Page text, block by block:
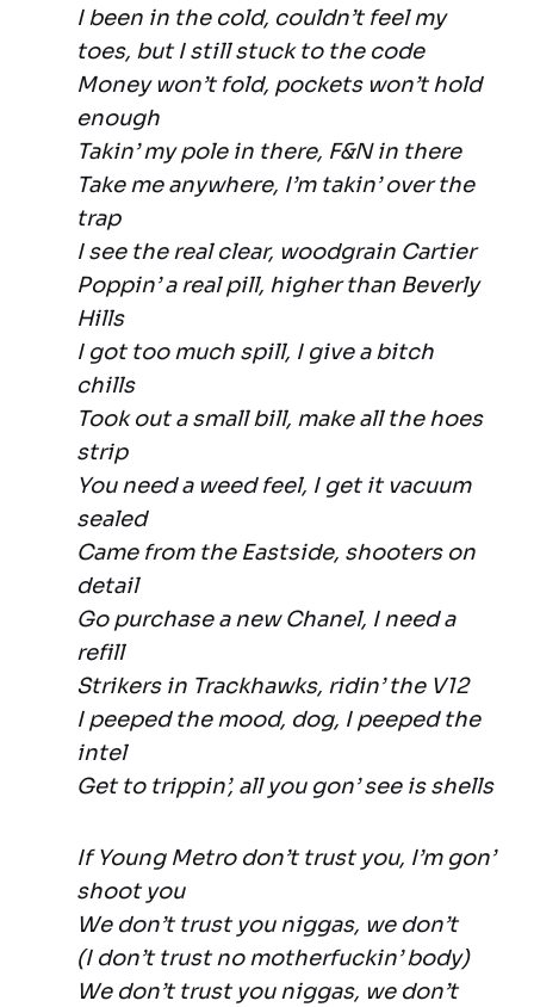
I been in the cold, couldn’t feel my
toes, but I still stuck to the code
Money won’t fold, pockets won’t hold
enough
Takin’ my pole in there, F&N in there
Take me anywhere, I’m takin’ over the
trap
I see the real clear, woodgrain Cartier
Poppin’ a real pill, higher than Beverly
Hills
I got too much spill, I give a bitch
chills
Took out a small bill, make all the hoes
strip
You need a weed feel, I get it vacuum
sealed
Came from the Eastside, shooters on
detail
Go purchase a new Chanel, I need a
refill
Strikers in Trackhawks, ridin’ the V12
I peeped the mood, dog, I peeped the
intel
Get to trippin’, all you gon’ see is shells
If Young Metro don’t trust you, I’m gon’
shoot you
We don’t trust you niggas, we don’t
(I don’t trust no motherfuckin’ body)
We don’t trust you niggas, we don’t